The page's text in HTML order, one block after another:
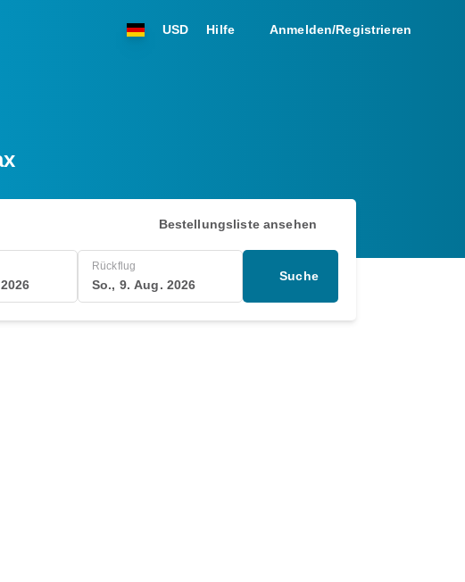
USD Hilfe Anmelden/Registrieren
Bestellungsliste ansehen
Rückflug
So., 9. Aug. 2026
Suche